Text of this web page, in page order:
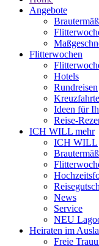
Angebote
Flitterwochen
Hotels
Rundreisen
Ideen für
Reise-
ICH WILL mehr
ICH WILL
News
Service
NEU
Heiraten im
Freie